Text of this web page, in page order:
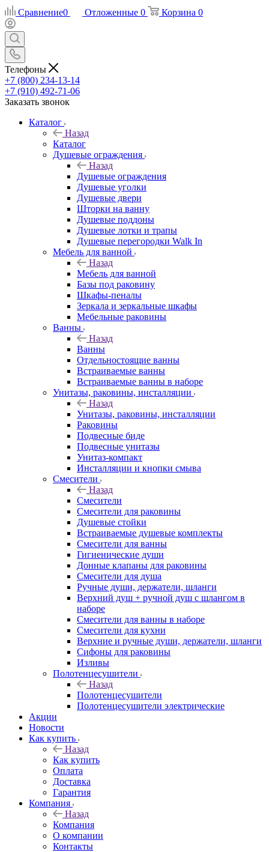
Сравнение0 Отложенные 0 Корзина 0
Телефоны
+7 (800) 234-13-14
+7 (910) 492-71-06
Заказать звонок
Каталог
Назад
Каталог
Душевые ограждения
Назад
Душевые ограждения
Душевые уголки
Душевые двери
Шторки на ванну
Душевые поддоны
Душевые лотки и трапы
Душевые перегородки Walk In
Мебель для ванной
Назад
Мебель для ванной
Базы под раковину
Шкафы-пеналы
Зеркала и зеркальные шкафы
Мебельные раковины
Ванны
Назад
Ванны
Отдельностоящие ванны
Встраиваемые ванны
Встраиваемые ванны в наборе
Унитазы, раковины, инсталляции
Назад
Унитазы, раковины, инсталляции
Раковины
Подвесные биде
Подвесные унитазы
Унитаз-компакт
Инсталляции и кнопки смыва
Смесители
Назад
Смесители
Смесители для раковины
Душевые стойки
Встраиваемые душевые комплекты
Смесители для ванны
Гигиенические души
Донные клапаны для раковины
Смесители для душа
Ручные души, держатели, шланги
Верхний душ + ручной душ с шлангом в
наборе
Смесители для ванны в наборе
Смесители для кухни
Верхние и ручные души, держатели, шланги
Сифоны для раковины
Изливы
Полотенцесушители
Назад
Полотенцесушители
Полотенцесушители электрические
Акции
Новости
Как купить
Назад
Как купить
Оплата
Доставка
Гарантия
Компания
Назад
Компания
О компании
Контакты